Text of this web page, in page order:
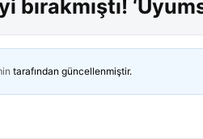
tarafından güncellenmiştir.